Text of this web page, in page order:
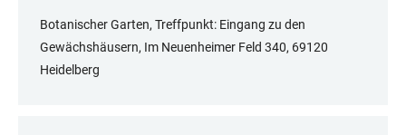
Botanischer Garten, Treffpunkt: Eingang zu den
Gewächshäusern, Im Neuenheimer Feld 340, 69120
Heidelberg